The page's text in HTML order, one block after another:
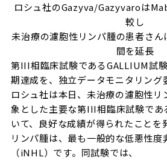
ロシュ社のGazyva/Gazyvaroは
較し
未治療の濾胞性リンパ腫の患者さ
間を延長
第III相臨床試験であるGALLIUM試
期達成を、独立データモニタリング
ロシュ社は本日、未治療の濾胞性
象とした主要な第III相臨床試験で
いて、良好な成績が得られたことを
リンパ腫は、最も一般的な低悪性
（iNHL）です。同試験では、